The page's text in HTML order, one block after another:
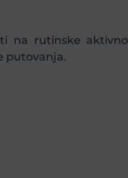
na rutinske
putovanja.